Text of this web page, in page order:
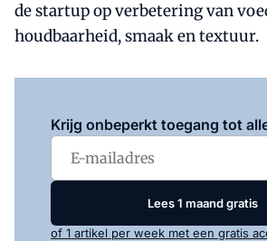
de startup op verbetering van
houdbaarheid, smaak en textuur.
Krijg onbeperkt toegang tot
Lees 1 maand gratis
of 1 artikel per week met een gratis